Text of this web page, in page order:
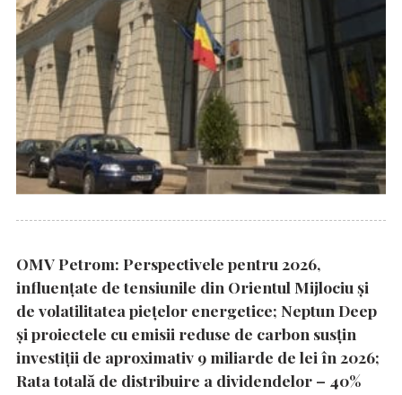
OMV Petrom: Perspectivele pentru 2026,
influențate de tensiunile din Orientul Mijlociu și
de volatilitatea piețelor energetice; Neptun Deep
și proiectele cu emisii reduse de carbon susțin
investiții de aproximativ 9 miliarde de lei în 2026;
Rata totală de distribuire a dividendelor – 40%